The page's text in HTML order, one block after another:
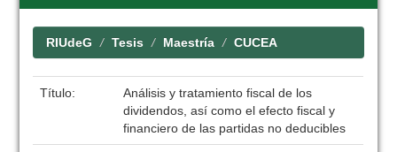
RIUdeG Tesis Maestría CUCEA
Título:
Análisis y tratamiento fiscal de los
dividendos, así como el efecto fiscal y
financiero de las partidas no deducibles